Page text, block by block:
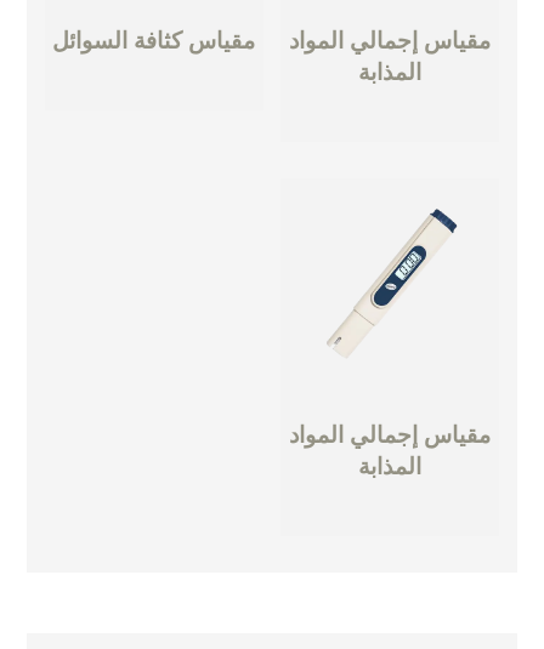
مقياس إجمالي المواد
المذابة
مقياس كثافة السوائل
مقياس إجمالي المواد
المذابة